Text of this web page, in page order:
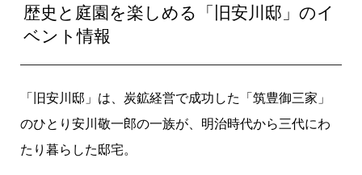
歴史と庭園を楽しめる「旧安川邸」のイ
ベント情報
「旧安川邸」は、炭鉱経営で成功した「筑豊御三家」
のひとり安川敬一郎の一族が、明治時代から三代にわ
たり暮らした邸宅。